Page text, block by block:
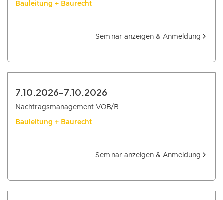
Bauleitung + Baurecht
Seminar anzeigen & Anmeldung
7.10.2026-7.10.2026
Nachtragsmanagement VOB/B
Bauleitung + Baurecht
Seminar anzeigen & Anmeldung